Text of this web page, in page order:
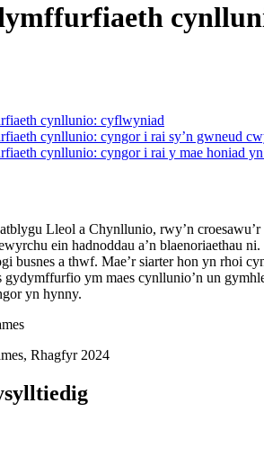
cynllunio: cyflwyniad
cynllunio: cyngor i rai sy’n gwneud
cynllunio: cyngor i rai y mae honiad
Lleol a Chynllunio, rwy’n
ein hadnoddau a’n blaenoriaethau
busnes a thwf. Mae’r siarter hon yn rhoi
gydymffurfio ym maes cynllunio’n un
yn hynny.
Rhagfyr 2024